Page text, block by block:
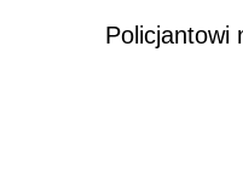
Policjantowi